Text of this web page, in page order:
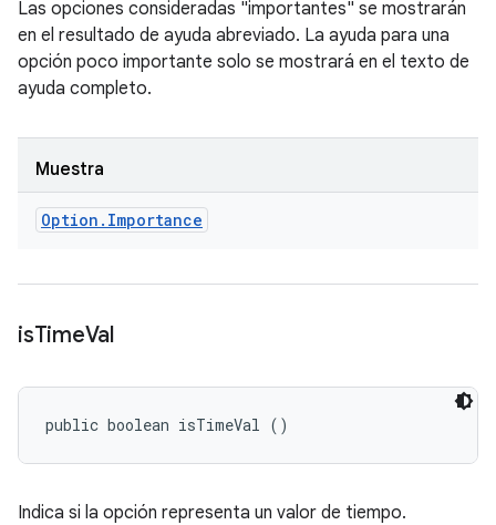
Las opciones consideradas "importantes" se mostrarán
en el resultado de ayuda abreviado. La ayuda para una
opción poco importante solo se mostrará en el texto de
ayuda completo.
Muestra
Option . Importance
isTimeVal
public boolean isTimeVal ()
Indica si la opción representa un valor de tiempo.